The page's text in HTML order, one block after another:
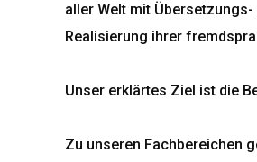
aller Welt mit
Realisierung ihrer
Unser erklärtes Ziel ist die
Zu unseren Fachbereichen